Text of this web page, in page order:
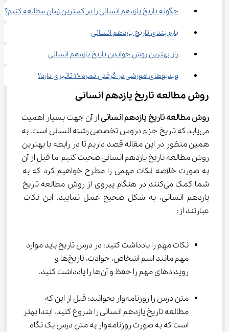
چگونه تاریخ یازدهم انسانی را در کمترین زمان مطالعه کنیم؟
بارم بندی تاریخ یازدهم انسانی
راز بهترین روش خواندن تاریخ یازدهم انسانی
ویدیوهای آموزشی در گرفتن نمره 20 تاثیری دارد؟
روش مطالعه تاریخ یازدهم انسانی
روش مطالعه تاریخ یازدهم انسانی از آن جهت بسیار اهمیت
می‌یابد که تاریخ جزء دروس تخصصی رشته انسانی است. به
همین منظور در این مقاله قصد داریم تا در رابطه با بهترین
روش مطالعه تاریخ یازدهم انسانی صحبت کنیم اما قبل از آن
به صورت خلاصه نکات مهمی را مطرح خواهیم کرد که به
شما کمک می‌کنند در هنگام پیروی از روش مطالعه تاریخ
یازدهم انسانی، به شکل صحیح عمل نمایید. این نکات
عبارتند از:
نکات مهم را یادداشت کنید: در درس تاریخ باید موارد
مهم مانند اسم اشخاص، حوادث، تاریخ‌ها و
رویدادهای مهم را حفظ و آن‌ها را یادداشت کنید.
متن درس را روزنامه‌وار بخوانید: قبل از این که
مطالعه تاریخ یازدهم انسانی را شروع کنید، ابتدا بهتر
است که به صورت روزنامه‌وار به متن درس یک نگاه